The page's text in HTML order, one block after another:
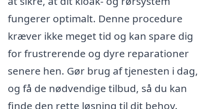
fungerer optimalt. Denne procedure
kræver ikke meget tid og kan spare dig
for frustrerende og dyre reparationer
senere hen. Gør brug af tjenesten i dag,
og få de nødvendige tilbud, så du kan
finde den rette løsning til dit behov.